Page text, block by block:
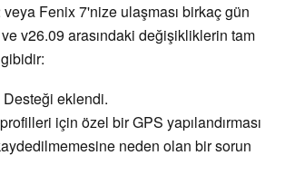
Fenix 7'nize ulaşması birkaç gün
v26.09 arasındaki değişikliklerin tam
eklendi.
için özel bir GPS yapılandırması
neden olan bir sorun